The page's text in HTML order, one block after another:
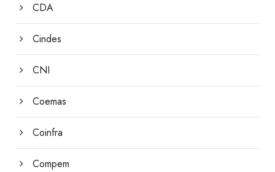
CDA
Cindes
CNI
Coemas
Coinfra
Compem